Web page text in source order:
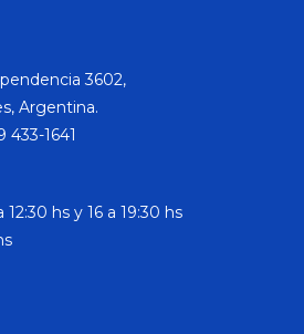
3602,
Argentina.
433-1641
hs y 16 a 19:30 hs